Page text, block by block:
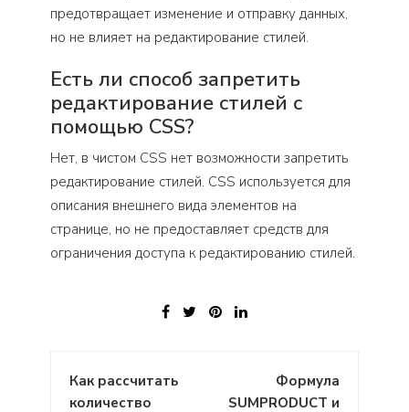
предотвращает изменение и отправку данных,
но не влияет на редактирование стилей.
Есть ли способ запретить
редактирование стилей с
помощью CSS?
Нет, в чистом CSS нет возможности запретить
редактирование стилей. CSS используется для
описания внешнего вида элементов на
странице, но не предоставляет средств для
ограничения доступа к редактированию стилей.
Навигация
по
Как рассчитать
количество
Формула
SUMPRODUCT и